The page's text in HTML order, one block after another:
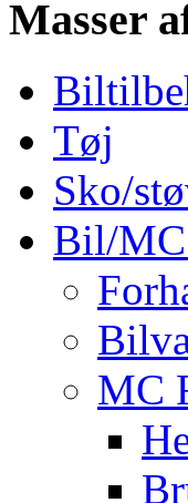
Masser
Tøj
Sko/
Bil/MC
MC